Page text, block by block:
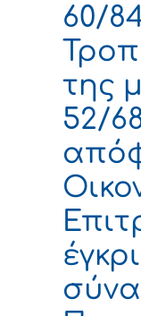
60/
της
52/